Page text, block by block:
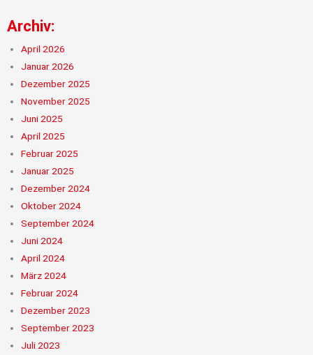
Archiv:
April 2026
Januar 2026
Dezember 2025
November 2025
Juni 2025
April 2025
Februar 2025
Januar 2025
Dezember 2024
Oktober 2024
September 2024
Juni 2024
April 2024
März 2024
Februar 2024
Dezember 2023
September 2023
Juli 2023